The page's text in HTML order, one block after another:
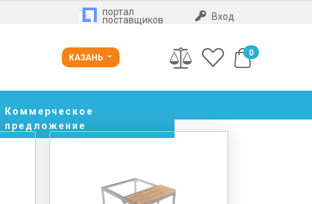
портал
поставщиков Вход
КАЗАНЬ 0
Коммерческое
предложение